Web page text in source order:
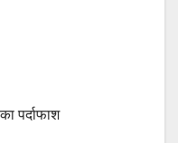
पर्दाफाश